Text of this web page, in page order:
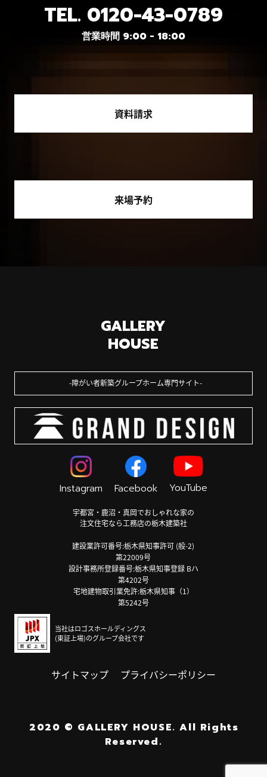
TEL. 0120-43-0789
営業時間 9:00 - 18:00
資料請求
来場予約
GALLERY
HOUSE
障がい者新築グループホーム専門サイト
Instagram Facebook YouTube
宇都宮・鹿沼・真岡でおしゃれな家の
注文住宅なら工務店の栃木建築社
建設業許可番号:栃木県知事許可 (般-2)
第22009号
設計事務所登録番号:栃木県知事登録 Bハ
第4202号
宅地建物取引業免許:栃木県知事（1）
第5242号
当社はロゴスホールディングス
(東証上場)のグループ会社です
サイトマップ プライバシーポリシー
2020 © GALLERY HOUSE. All Rights
Reserved.